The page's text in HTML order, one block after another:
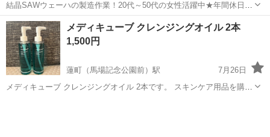
結晶SAWウェーハの製造作業！20代～50代の女性活躍中★年間休日
120日＆土日祝休み！クリーンルーム内でのお仕事！日払い制度利用可
◎正社員登用制度あり！マイカー通勤可！《山梨県中巨摩郡昭和町》
人気の工場のお仕事 ◇結晶...
山梨 国母駅 その他
メディキューブ クレンジングオイル 2本
1,500円
蓮町（馬場記念公園前）駅
7月26日
メディキューブ クレンジングオイル 2本です。 スキンケア用品を購入